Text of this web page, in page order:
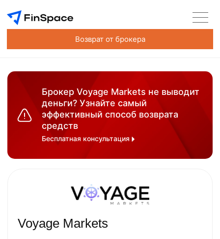
Возврат от брокера
Брокер Voyage Markets не выводит
деньги? Узнайте самый
эффективный способ возврата
средств
Бесплатная консультация
Voyage Markets